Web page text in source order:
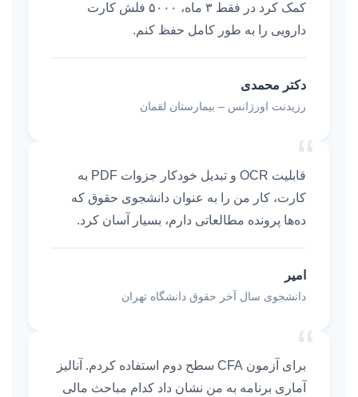
کمک کرد در فقط ۳ ماه، ۵۰۰۰ فلش کارت
دارویی را به طور کامل حفظ کنم.
دکتر محمدی
رزیدنت اورژانس – بیمارستان لقمان
“
قابلیت OCR و تبدیل خودکار جزوات PDF به
کارت، کار من را به عنوان دانشجوی حقوق که
ده‌ها پرونده مطالعاتی دارم، بسیار آسان کرد.
امیر
دانشجوی سال آخر حقوق دانشگاه تهران
“
برای آزمون CFA سطح دوم استفاده کردم. آنالیز
آماری برنامه به من نشان داد کدام مباحث مالی